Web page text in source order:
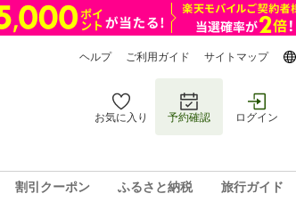
ヘルプ ご利用ガイド サイトマップ
お気に入り 予約確認 ログイン
割引クーポン ふるさと納税 旅行ガイド